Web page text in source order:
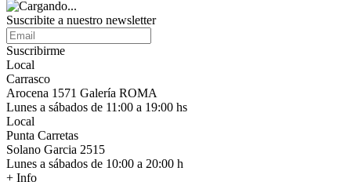
Suscribite a nuestro newsletter
Suscribirme
Local
Carrasco
Arocena 1571 Galería ROMA
Lunes a sábados de 11:00 a 19:00 hs
Local
Punta Carretas
Solano Garcia 2515
Lunes a sábados de 10:00 a 20:00 h
+ Info